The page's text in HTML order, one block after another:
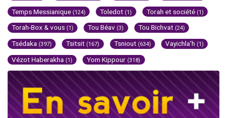
Temps Messianique (124) Toledot (1) Torah et société (1)
Torah-Box & vous (1) Tou Béav (3) Tou Bichvat (24)
Tsédaka (397) Tsitsit (167) Tsniout (634) Vayichla'h (1)
Vézot Haberakha (1) Yom Kippour (318)